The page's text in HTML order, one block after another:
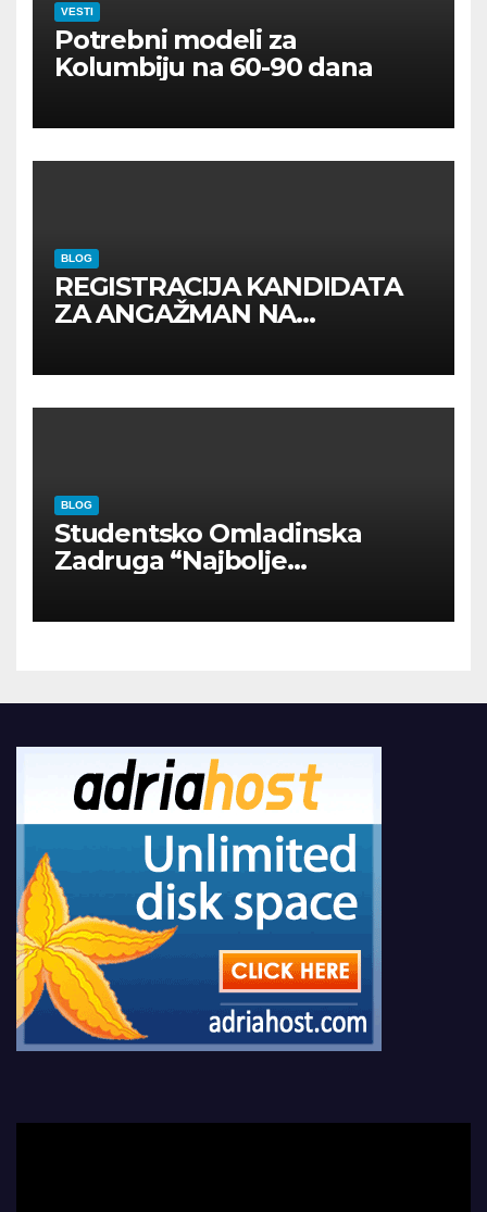
VESTI
Potrebni modeli za
Kolumbiju na 60-90 dana
BLOG
REGISTRACIJA KANDIDATA
ZA ANGAŽMAN NA
BLOG
Studentsko Omladinska
Zadruga “Najbolje